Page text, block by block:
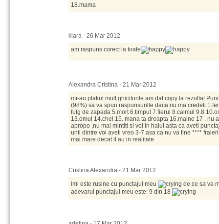
18.mama
klara - 26 Mar 2012
am raspuns corect la toate
Alexandra Cristina - 21 Mar 2012
mi-au plakut mult ghicitorile am dat copy la rezultat
(98%) sa va spun raspunsurille daca nu ma
fulg de zapada 5.mort 6.timpul 7.fierul 8.calmul 9.8
13.omul 14.chel 15. mana ta dreapta 16.maine 17 . nu
apropo ,nu mai mintiti si voi in halul asta ca aveti
unii dintre voi aveti vreo 3-7 asa ca nu va tine ****
mai mare decat il au in realitate
Cristina Alexandra - 21 Mar 2012
imi este rusine cu punctajul meu
de ce sa va
adevarul punctajul meu este: 9 din 18